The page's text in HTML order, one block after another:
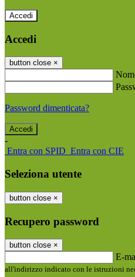
Accedi
Accedi
button close ×
Password dimenticata?
-
Entra con SPID Entra con CIE
Seleziona utente
button close ×
Recupero password
button close ×
E-
all'indirizzo indicato con le istruzioni